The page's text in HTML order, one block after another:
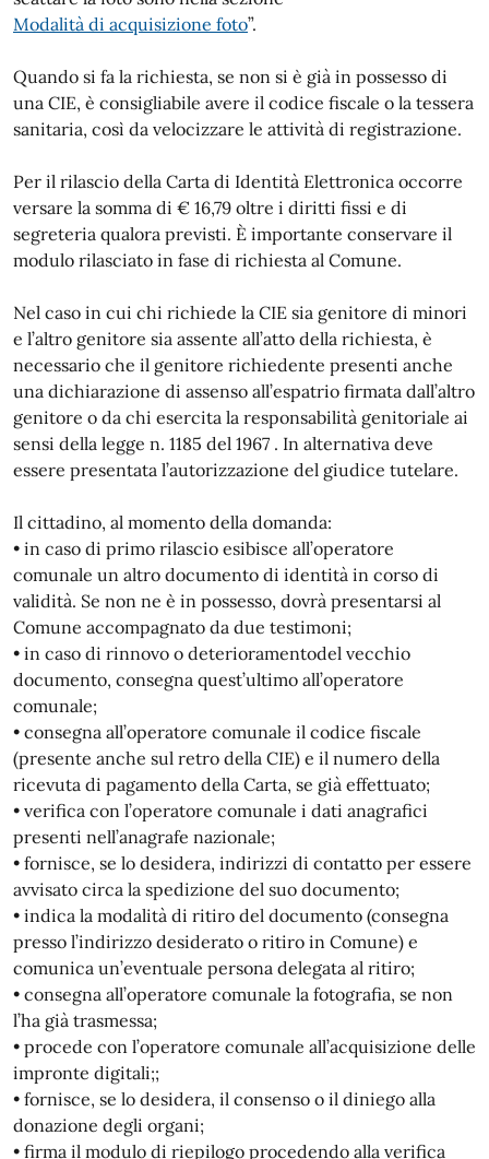
Modalità di acquisizione foto”.
Quando si fa la richiesta, se non si è già in possesso di
una CIE, è consigliabile avere il codice fiscale o la tessera
sanitaria, così da velocizzare le attività di registrazione.
Per il rilascio della Carta di Identità Elettronica occorre
versare la somma di € 16,79 oltre i diritti fissi e di
segreteria qualora previsti. È importante conservare il
modulo rilasciato in fase di richiesta al Comune.
Nel caso in cui chi richiede la CIE sia genitore di minori
e l’altro genitore sia assente all’atto della richiesta, è
necessario che il genitore richiedente presenti anche
una dichiarazione di assenso all’espatrio firmata dall’altro
genitore o da chi esercita la responsabilità genitoriale ai
sensi della legge n. 1185 del 1967 . In alternativa deve
essere presentata l’autorizzazione del giudice tutelare.
Il cittadino, al momento della domanda:
• in caso di primo rilascio esibisce all’operatore
comunale un altro documento di identità in corso di
validità. Se non ne è in possesso, dovrà presentarsi al
Comune accompagnato da due testimoni;
• in caso di rinnovo o deterioramentodel vecchio
documento, consegna quest’ultimo all’operatore
comunale;
• consegna all’operatore comunale il codice fiscale
(presente anche sul retro della CIE) e il numero della
ricevuta di pagamento della Carta, se già effettuato;
• verifica con l’operatore comunale i dati anagrafici
presenti nell’anagrafe nazionale;
• fornisce, se lo desidera, indirizzi di contatto per essere
avvisato circa la spedizione del suo documento;
• indica la modalità di ritiro del documento (consegna
presso l’indirizzo desiderato o ritiro in Comune) e
comunica un’eventuale persona delegata al ritiro;
• consegna all’operatore comunale la fotografia, se non
l’ha già trasmessa;
• procede con l’operatore comunale all’acquisizione delle
impronte digitali;;
• fornisce, se lo desidera, il consenso o il diniego alla
donazione degli organi;
• firma il modulo di riepilogo procedendo alla verifica